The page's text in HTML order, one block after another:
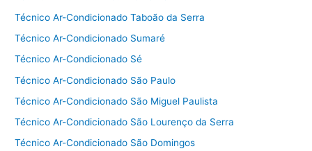
Técnico Ar-Condicionado Taboão da Serra
Técnico Ar-Condicionado Sumaré
Técnico Ar-Condicionado Sé
Técnico Ar-Condicionado São Paulo
Técnico Ar-Condicionado São Miguel Paulista
Técnico Ar-Condicionado São Lourenço da Serra
Técnico Ar-Condicionado São Domingos